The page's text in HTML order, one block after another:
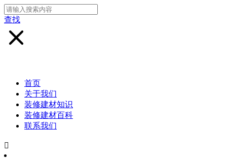
查找
首页
关于我们
装修建材知识
装修建材百科
联系我们
